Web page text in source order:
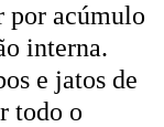
por acúmulo
interna.
e jatos de
todo o